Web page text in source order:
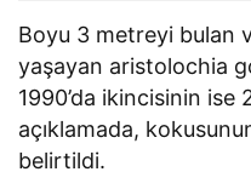
Boyu 3 metreyi bulan
yaşayan aristolochia
1990’da ikincisinin ise
açıklamada,
belirtildi.